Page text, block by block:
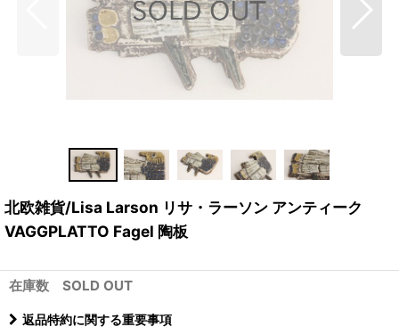
北欧雑貨/Lisa Larson リサ・ラーソン アンティーク
VAGGPLATTO Fagel 陶板
在庫数 SOLD OUT
返品特約に関する重要事項